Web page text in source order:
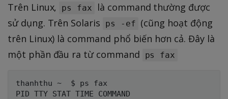
Trên Linux, ps fax
là command thường được
sử dụng. Trên Solaris
ps -ef (cũng hoạt động
trên Linux) là command phổ biến hơn cả. Đây là
một phần đầu ra từ command
ps fax
thanhthu ~  $ ps fax
PID TTY STAT TIME COMMAND